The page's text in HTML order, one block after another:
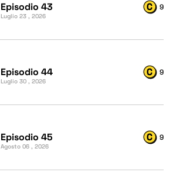
Episodio 43
Luglio 23 , 2026
9
Episodio 44
Luglio 30 , 2026
9
Episodio 45
Agosto 06 , 2026
9